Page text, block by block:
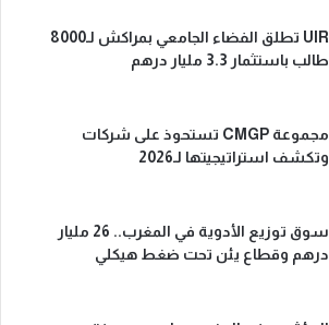
UIR تطلق الفضاء الجامعي بمراكش لـ8000
طالب باستثمار 3.3 مليار درهم
مجموعة CMGP تستحوذ على شركات
وتكشف استراتيجيتها لـ2026
سوق توزيع الأدوية في المغرب.. 26 مليار
درهم وقطاع يئن تحت ضغط هيكلي